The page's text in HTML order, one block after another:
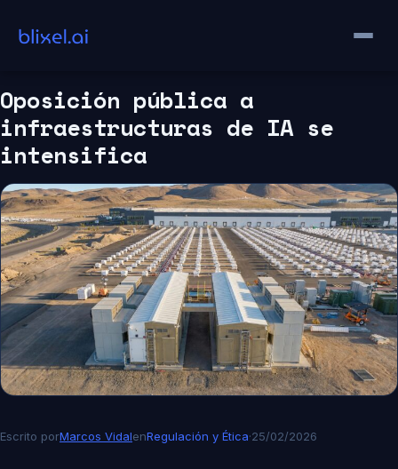
contenido
Oposición pública a
infraestructuras de IA se
intensifica
Escrito porMarcos VidalenRegulación y Ética·25/02/2026